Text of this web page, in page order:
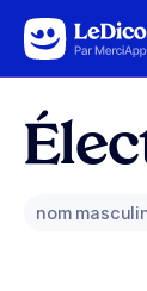
Aller au contenu
nom